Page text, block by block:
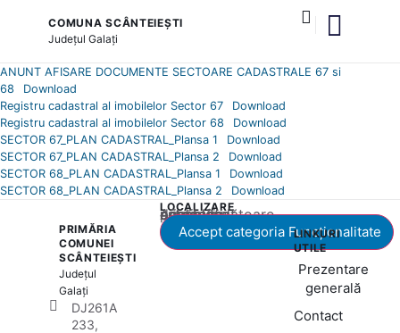
COMUNA SCÂNTEIEȘTI
JudețulGalați
ANUNT AFISARE DOCUMENTE SECTOARE CADASTRALE 67 si
68
Download
Registru cadastral al imobilelor Sector 67
Download
Registru cadastral al imobilelor Sector 68
Download
SECTOR 67_PLAN CADASTRAL_Plansa 1
Download
SECTOR 67_PLAN CADASTRAL_Plansa 2
Download
SECTOR 68_PLAN CADASTRAL_Plansa 1
Download
SECTOR 68_PLAN CADASTRAL_Plansa 2
Download
PRIMĂRIA
COMUNEI
SCÂNTEIEȘTI
Județul
Galați
DJ261A
233,
LOCALIZARE
Acest conținut este blocat până când acceptați categoria corespunzătoare de cookie-uri.
Accept categoria Funcționalitate
LINKURI
UTILE
Prezentare
generală
Contact